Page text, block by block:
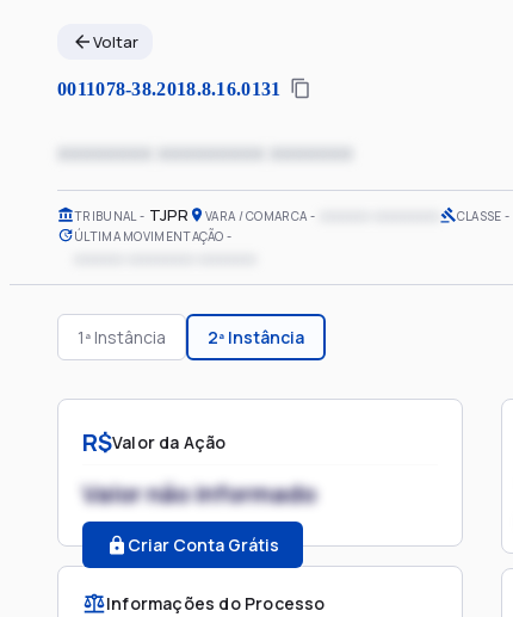
Voltar
0011078-38.2018.8.16.0131
xxxxxxxx xxxxxxxxx xxxxxxx
TRIBUNAL TJPR VARA / COMARCA CLASSE
ÚLTIMA MOVIMENTAÇÃO
1ª Instância 2ª Instância
R$Valor da Ação
Valor não informado
Criar Conta Grátis
Informações do Processo